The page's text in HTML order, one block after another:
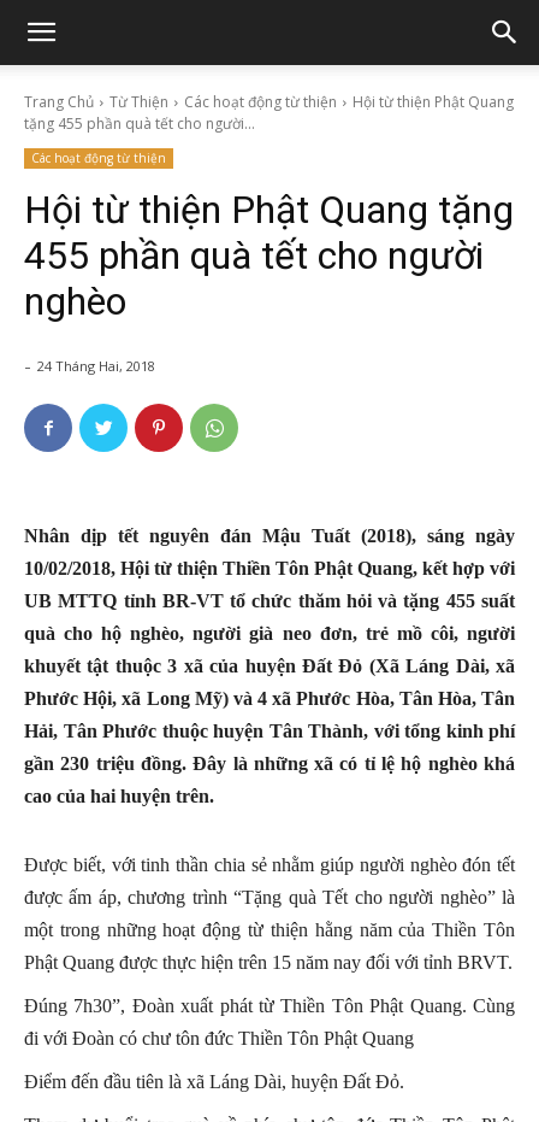
Trang Chủ Từ Thiện Các hoạt động từ thiện
Hội từ thiện Phật Quang
tặng 455 phần quà tết cho người...
Các hoạt động từ thiện
Hội từ thiện Phật Quang tặng
455 phần quà tết cho người
nghèo
- 24 Tháng Hai, 2018
Nhân dịp tết nguyên đán Mậu Tuất (2018), sáng ngày
10/02/2018, Hội từ thiện Thiền Tôn Phật Quang, kết hợp với
UB MTTQ tỉnh BR-VT tổ chức thăm hỏi và tặng 455 suất
quà cho hộ nghèo, người già neo đơn, trẻ mồ côi, người
khuyết tật thuộc 3 xã của huyện Đất Đỏ (Xã Láng Dài, xã
Phước Hội, xã Long Mỹ) và 4 xã Phước Hòa, Tân Hòa, Tân
Hải, Tân Phước thuộc huyện Tân Thành, với tổng kinh phí
gần 230 triệu đồng. Đây là những xã có tỉ lệ hộ nghèo khá
cao của hai huyện trên.
Được biết, với tinh thần chia sẻ nhằm giúp người nghèo đón tết
được ấm áp, chương trình “Tặng quà Tết cho người nghèo” là
một trong những hoạt động từ thiện hằng năm của Thiền Tôn
Phật Quang được thực hiện trên 15 năm nay đối với tỉnh BRVT.
Đúng 7h30”, Đoàn xuất phát từ Thiền Tôn Phật Quang. Cùng
đi với Đoàn có chư tôn đức Thiền Tôn Phật Quang
Điểm đến đầu tiên là xã Láng Dài, huyện Đất Đỏ.